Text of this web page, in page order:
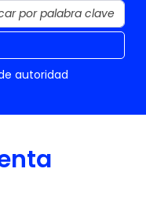
autoridad